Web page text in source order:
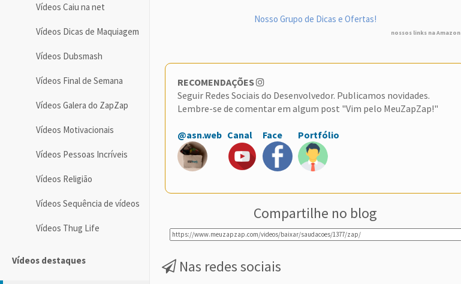
Vídeos Caiu na net
Vídeos Dicas de Maquiagem
Vídeos Dubsmash
Vídeos Final de Semana
Vídeos Galera do ZapZap
Vídeos Motivacionais
Vídeos Pessoas Incríveis
Vídeos Religião
Vídeos Sequência de vídeos
Vídeos Thug Life
Vídeos destaques
Nosso Grupo de Dicas e Ofertas!
nossos links na Amazon
RECOMENDAÇÕES
Seguir Redes Sociais do Desenvolvedor. Publicamos novidades.
Lembre-se de comentar em algum post "Vim pelo MeuZapZap!"
@asn.web Canal Face Portfólio
Compartilhe no blog
Nas redes sociais